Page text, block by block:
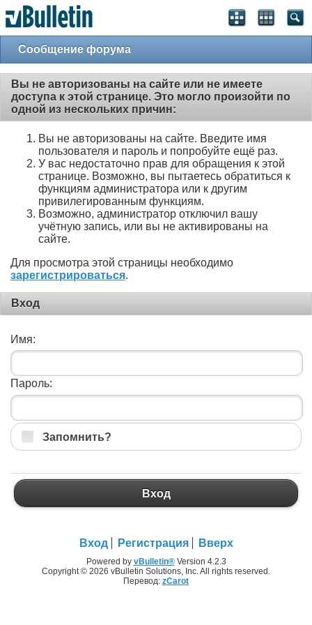
Сообщение форума
Вы не авторизованы на сайте или не имеете
доступа к этой странице. Это могло произойти по
одной из нескольких причин:
Вы не авторизованы на сайте. Введите имя
пользователя и пароль и попробуйте ещё раз.
У вас недостаточно прав для обращения к этой
странице. Возможно, вы пытаетесь обратиться к
функциям администратора или к другим
привилегированным функциям.
Возможно, администратор отключил вашу
учётную запись, или вы не активированы на
сайте.
Для просмотра этой страницы необходимо
зарегистрироваться.
Вход
Имя:
Пароль:
Запомнить?
Вход
Вход Регистрация Вверх
Powered by vBulletin®Version 4.2.3
Copyright © 2026 vBulletin Solutions, Inc. All rights reserved.
Перевод: zCarot